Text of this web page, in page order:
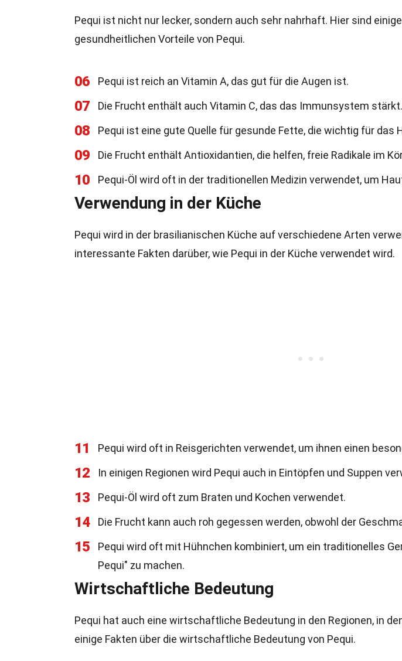
Pequi ist nicht nur lecker, sondern auch sehr nahrhaft. Hier sind
gesundheitlichen Vorteile von Pequi.
06 Pequi ist reich an Vitamin A, das gut für die Augen ist.
07 Die Frucht enthält auch Vitamin C, das das Immunsystem stärkt.
08 Pequi ist eine gute Quelle für gesunde Fette, die wichtig für das
09 Die Frucht enthält Antioxidantien, die helfen, freie Radikale im
10 Pequi-Öl wird oft in der traditionellen Medizin verwendet, um
Verwendung in der Küche
Pequi wird in der brasilianischen Küche auf verschiedene Arten
interessante Fakten darüber, wie Pequi in der Küche verwendet wird.
11 Pequi wird oft in Reisgerichten verwendet, um ihnen einen
12 In einigen Regionen wird Pequi auch in Eintöpfen und Suppen
13 Pequi-Öl wird oft zum Braten und Kochen verwendet.
14 Die Frucht kann auch roh gegessen werden, obwohl der
15
Pequi wird oft mit Hühnchen kombiniert, um ein traditionelles
Pequi" zu machen.
Wirtschaftliche Bedeutung
Pequi hat auch eine wirtschaftliche Bedeutung in den Regionen, in
einige Fakten über die wirtschaftliche Bedeutung von Pequi.